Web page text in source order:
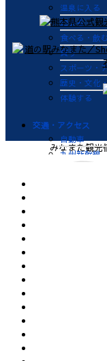
温泉に入る
泊まる
食べる・飲む
買う
スポーツ・
歴史・文化
体験する
交通・アクセス
自動車
九州新幹線
海上タクシ
肥薩おれ
ビジターバ
みなまた観